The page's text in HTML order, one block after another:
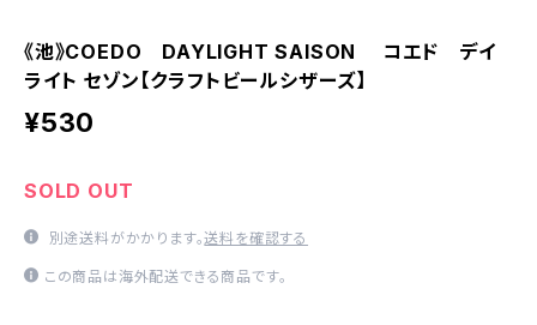
《池》COEDO DAYLIGHT SAISON コエド デイ
ライト セゾン【クラフトビールシザーズ】
¥530
SOLD OUT
別途送料がかかります。送料を確認する
この商品は海外配送できる商品です。